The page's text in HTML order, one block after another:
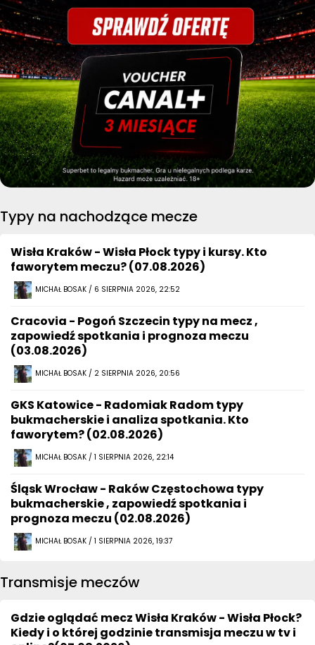
Typy na nachodzące mecze
Wisła Kraków - Wisła Płock typy i kursy. Kto
faworytem meczu? (07.08.2026)
MICHAŁ BOSAK / 6 SIERPNIA 2026, 22:52
Cracovia - Pogoń Szczecin typy na mecz ,
zapowiedź spotkania i prognoza meczu
(03.08.2026)
MICHAŁ BOSAK / 2 SIERPNIA 2026, 20:56
GKS Katowice - Radomiak Radom typy
bukmacherskie i analiza spotkania. Kto
faworytem? (02.08.2026)
MICHAŁ BOSAK / 1 SIERPNIA 2026, 22:14
Śląsk Wrocław - Raków Częstochowa typy
bukmacherskie , zapowiedź spotkania i
prognoza meczu (02.08.2026)
MICHAŁ BOSAK / 1 SIERPNIA 2026, 19:37
Transmisje meczów
Gdzie oglądać mecz Wisła Kraków - Wisła Płock?
Kiedy i o której godzinie transmisja meczu w tv i